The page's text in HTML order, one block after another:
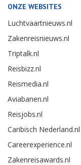
ONZE WEBSITES
Luchtvaartnieuws.nl
Zakenreisnieuws.nl
Triptalk.nl
Reisbizz.nl
Reismedia.nl
Aviabanen.nl
Reisjobs.nl
Caribisch Nederland.nl
Careerexperience.nl
Zakenreisawards.nl